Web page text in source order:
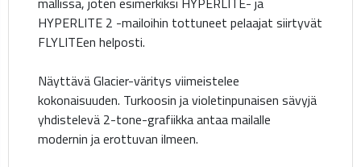
HYPERLITE 2 -mailoihin tottuneet pelaajat siirtyvät
FLYLITEen helposti.
Näyttävä Glacier-väritys viimeistelee
kokonaisuuden. Turkoosin ja violetinpunaisen sävyjä
yhdistelevä 2-tone-grafiikka antaa mailalle
modernin ja erottuvan ilmeen.